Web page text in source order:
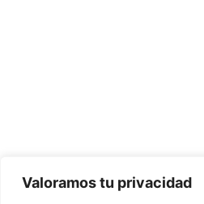
Valoramos tu privacidad